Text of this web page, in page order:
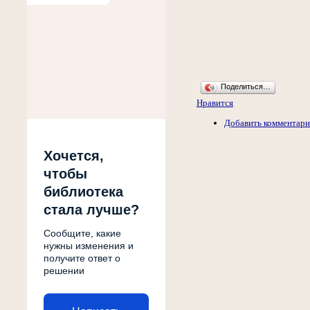
Хочется,
чтобы
библиотека
стала лучше?
Сообщите, какие
нужны изменения и
получите ответ о
решении
Поделиться…
Нравится
Добавить